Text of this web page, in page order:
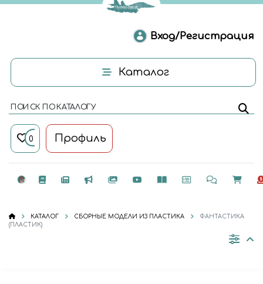
Вход/Регистрация
Каталог
ПОИСК ПО КАТАЛОГУ
0 Профиль
КАТАЛОГ СБОРНЫЕ МОДЕЛИ ИЗ ПЛАСТИКА
ФАНТАСТИКА
(ПЛАСТИК)